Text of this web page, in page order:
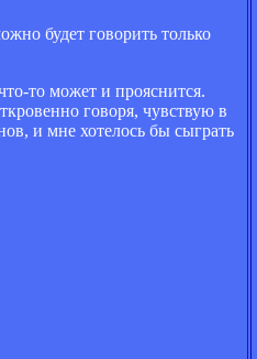
будет говорить только
то может и прояснится.
говоря, чувствую в
и мне хотелось бы сыграть